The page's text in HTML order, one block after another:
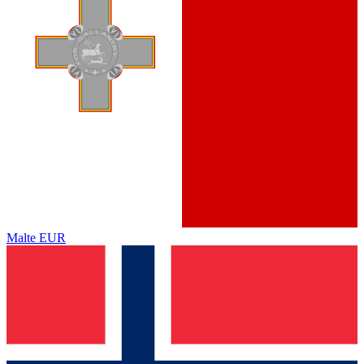
Malte EUR